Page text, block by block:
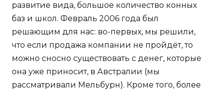
развитие вида, большое количество конных
баз и школ. Февраль 2006 года был
решающим для нас: во-первых, мы решили,
что если продажа компании не пройдёт, то
можно сносно существовать с денег, которые
она уже приносит, в Австралии (мы
рассматривали Мельбурн). Кроме того, более